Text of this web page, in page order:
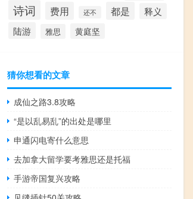
诗词 费用 还不 都是 释义
陆游 雅思 黄庭坚
猜你想看的文章
成仙之路3.8攻略
“是以乱易乱”的出处是哪里
申通闪电寄什么意思
去加拿大留学要考雅思还是托福
手游帝国复兴攻略